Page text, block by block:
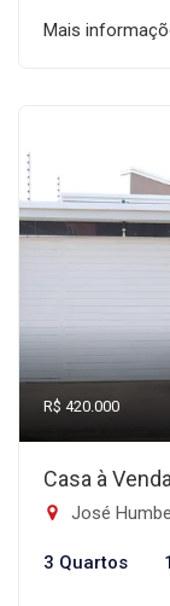
Mais
R$ 420.000
Casa à
José
3 Quartos